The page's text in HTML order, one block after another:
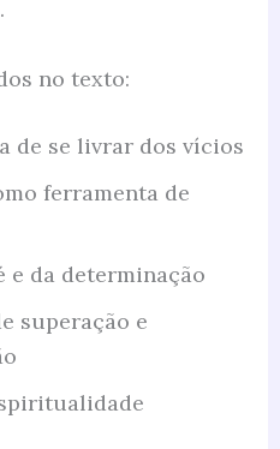
no texto:
de se livrar dos vícios
ferramenta de
e da determinação
superação e